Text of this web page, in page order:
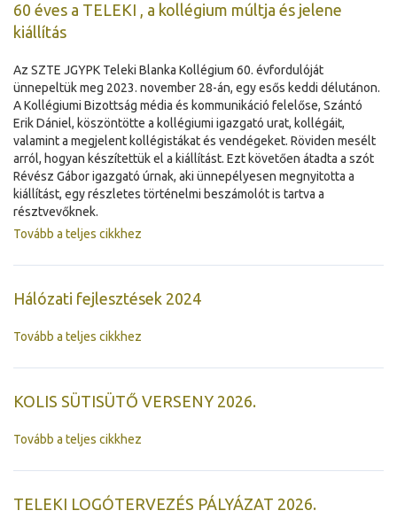
60 éves a TELEKI , a kollégium múltja és jelene
kiállítás
Az SZTE JGYPK Teleki Blanka Kollégium 60. évfordulóját
ünnepeltük meg 2023. november 28-án, egy esős keddi délutánon.
A Kollégiumi Bizottság média és kommunikáció felelőse, Szántó
Erik Dániel, köszöntötte a kollégiumi igazgató urat, kollégáit,
valamint a megjelent kollégistákat és vendégeket. Röviden mesélt
arról, hogyan készítettük el a kiállítást. Ezt követően átadta a szót
Révész Gábor igazgató úrnak, aki ünnepélyesen megnyitotta a
kiállítást, egy részletes történelmi beszámolót is tartva a
résztvevőknek.
Tovább a teljes cikkhez
Hálózati fejlesztések 2024
Tovább a teljes cikkhez
KOLIS SÜTISÜTŐ VERSENY 2026.
Tovább a teljes cikkhez
TELEKI LOGÓTERVEZÉS PÁLYÁZAT 2026.